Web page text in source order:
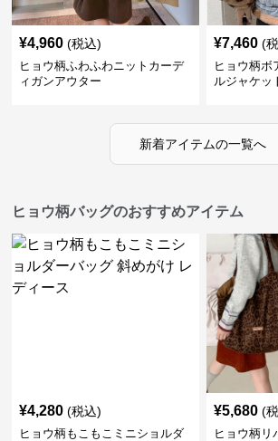
¥4,960 (税込)
ヒョウ柄ふわふわニットカーデ
ィガンアウター
¥7,460 (
ヒョウ柄ボ
ルジャケッ
新着アイテムの一覧へ
ヒョウ柄バッグのおすすめアイテム
¥4,280 (税込)
ヒョウ柄もこもこミニショルダ
¥5,680 (
ヒョウ柄リ